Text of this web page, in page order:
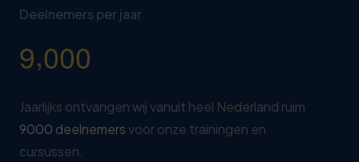
Deelnemers per jaar
9,000
Jaarlijks ontvangen wij vanuit heel Nederland ruim
9000 deelnemersvoor onze trainingen en
cursussen.